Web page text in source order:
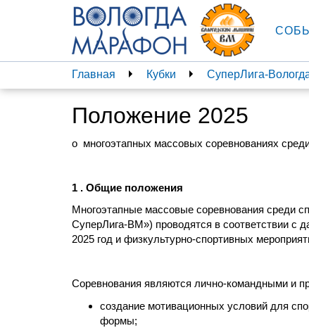
Главная Кубки СуперЛига-
Положение 2025
о многоэтапных массовых соревнованиях
1 . Общие положения
Многоэтапные массовые соревнования среди
СуперЛига-ВМ») проводятся в соответствии с
2025 год и физкультурно-спортивных
Соревнования являются лично-командными и
создание мотивационных условий для
формы;